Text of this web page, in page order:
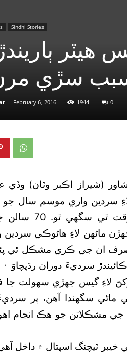
Sindhi Stories
سڙي
- February 6, 2016 1944 0
(شيراز اڪبر وٽان) وڏي
سردين واري موسم سال
وقت ٿي
ماڻهن لاءِ هاڻوڪي
ان جي ڪري مشڪل ٿي
سرديءَ دوران رڌپچاوَ
لاءِ گيس جهڙي سهولت جا
ماڻي سگھندا آهن، پر
مشڪلاتن جو هڪ انجام اهو
ٽيچنگ اسپتال ۾ داخل